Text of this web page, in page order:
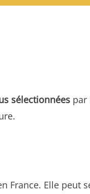
sélectionnées par
France. Elle peut